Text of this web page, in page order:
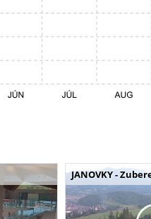
JANOVKY -